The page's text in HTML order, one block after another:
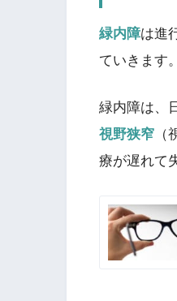
緑内障は進
ていきます。
緑内障は、
視野狭窄
療が遅れて